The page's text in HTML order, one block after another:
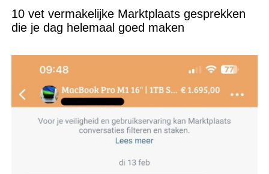
10 vet vermakelijke Marktplaats gesprekken
die je dag helemaal goed maken